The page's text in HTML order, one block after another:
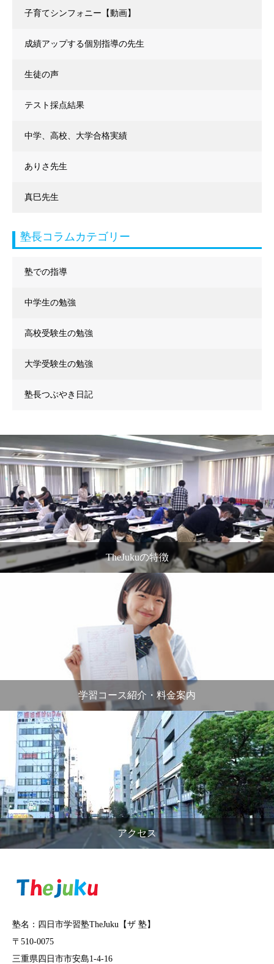
子育てシンフォニー【動画】
成績アップする個別指導の先生
生徒の声
テスト採点結果
中学、高校、大学合格実績
ありさ先生
真巳先生
塾長コラムカテゴリー
塾での指導
中学生の勉強
高校受験生の勉強
大学受験生の勉強
塾長つぶやき日記
TheJukuの特徴
学習コース紹介・料金案内
アクセス
塾名：四日市学習塾TheJuku【ザ 塾】
〒510-0075
三重県四日市市安島1-4-16